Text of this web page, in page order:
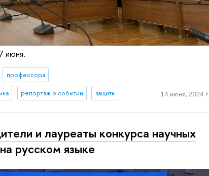
июня.
профессора
репортаж о событии защиты 14 июня, 2024 г.
и лауреаты конкурса научных
русском языке